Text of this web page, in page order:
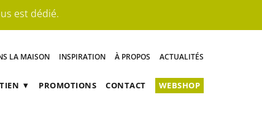
est dédié.
PROMOTIONS CONTACT WEBSHOP
LA MAISON INSPIRATION À PROPOS ACTUALITÉS